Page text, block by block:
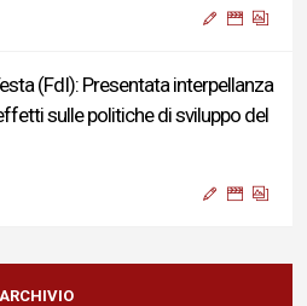
(FdI): Presentata interpellanza
sulle politiche di sviluppo del
cordoglio e vicinanza al
famiglia”
ARCHIVIO